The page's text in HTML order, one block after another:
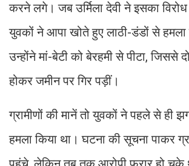
करने लगे। जब उर्मिला देवी ने इसका विरोध
युवकों ने आपा खोते हुए लाठी-डंडों से हमला
उन्होंने मां-बेटी को बेरहमी से पीटा, जिससे
होकर जमीन पर गिर पड़ीं।
ग्रामीणों की मानें तो युवकों ने पहले से ही
हमला किया था। घटना की सूचना पाकर